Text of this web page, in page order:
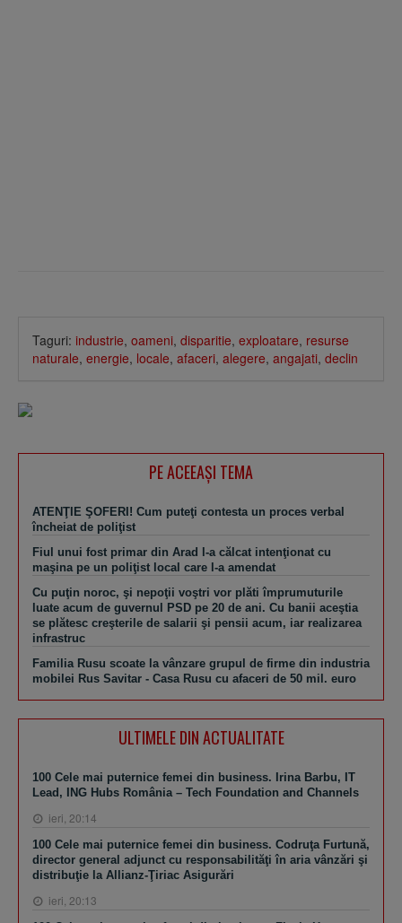
Taguri: industrie, oameni, disparitie, exploatare, resurse
naturale, energie, locale, afaceri, alegere, angajati, declin
PE ACEEAŞI TEMA
ATENŢIE ŞOFERI! Cum puteţi contesta un proces verbal
încheiat de poliţist
Fiul unui fost primar din Arad l-a călcat intenţionat cu
maşina pe un poliţist local care l-a amendat
Cu puţin noroc, şi nepoţii voştri vor plăti împrumuturile
luate acum de guvernul PSD pe 20 de ani. Cu banii aceştia
se plătesc creşterile de salarii şi pensii acum, iar realizarea
infrastruc
Familia Rusu scoate la vânzare grupul de firme din industria
mobilei Rus Savitar - Casa Rusu cu afaceri de 50 mil. euro
ULTIMELE DIN ACTUALITATE
100 Cele mai puternice femei din business. Irina Barbu, IT
Lead, ING Hubs România – Tech Foundation and Channels
ieri, 20:14
100 Cele mai puternice femei din business. Codruţa Furtună,
director general adjunct cu responsabilităţi în aria vânzări şi
distribuţie la Allianz-Ţiriac Asigurări
ieri, 20:13